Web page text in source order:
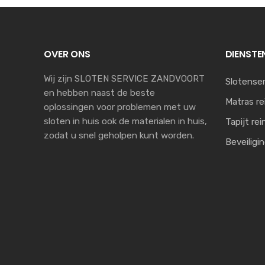
OVER ONS
Wij zijn SLOTEN SERVICE ZANDVOORT
en hebben naast de beste
oplossingen voor problemen met uw
sloten in huis ook de materialen in huis,
zodat u snel geholpen kunt worden.
Matras
Tapijt